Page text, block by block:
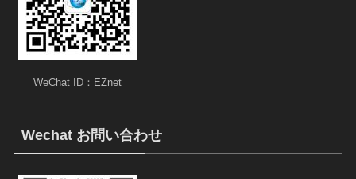
WeChat ID：EZnet
Wechat お問い合わせ